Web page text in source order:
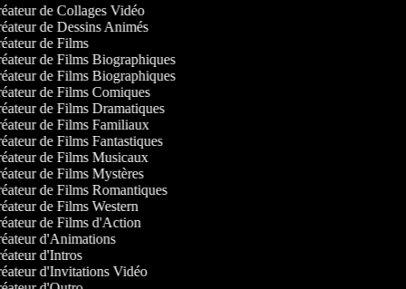
de Collages Vidéo
de Dessins Animés
de Films
de Films Biographiques
de Films Biographiques
de Films Comiques
de Films Dramatiques
de Films Familiaux
de Films Fantastiques
de Films Musicaux
de Films Mystères
de Films Romantiques
de Films Western
de Films d'Action
d'Animations
d'Intros
d'Invitations Vidéo